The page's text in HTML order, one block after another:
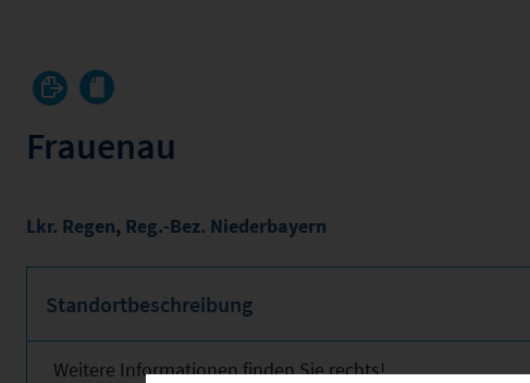
Frauenau
Lkr. Regen, Reg.-Bez. Niederbayern
Standortbeschreibung
Weitere Informationen finden Sie rechts!